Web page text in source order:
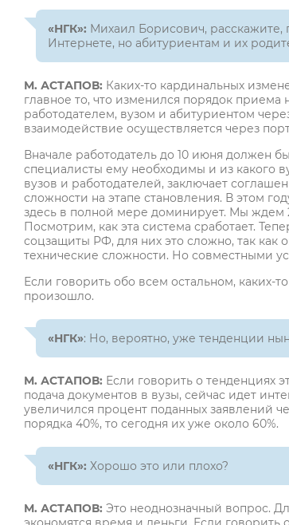
«НГК»: Михаил Борисович, расскажите,
Интернете, но абитуриентам и их
М. АСТАПОВ: Каких-то кардинальных
главное то, что изменился порядок
работодателем, вузом и абитуриентом
взаимодействие осуществляется через
Вначале работодатель до 10 июня должен
специалисты ему необходимы и из какого
вузов и работодателей, заключает
сложности на этапе становления. В этом
здесь в полной мере доминирует. Мы ждем
Посмотрим, как эта система сработает.
соцзащиты РФ, для них это сложно, так
технические сложности. Но совместными
Если говорить обо всем остальном,
произошло.
«НГК»: Но, вероятно, уже тенденции
М. АСТАПОВ: Если говорить о тенденциях
подача документов в вузы, сейчас идет
увеличился процент поданных заявлений
порядка 40%, то сегодня их уже около 60%.
«НГК»: Хорошо это или плохо?
М. АСТАПОВ: Это неоднозначный вопрос.